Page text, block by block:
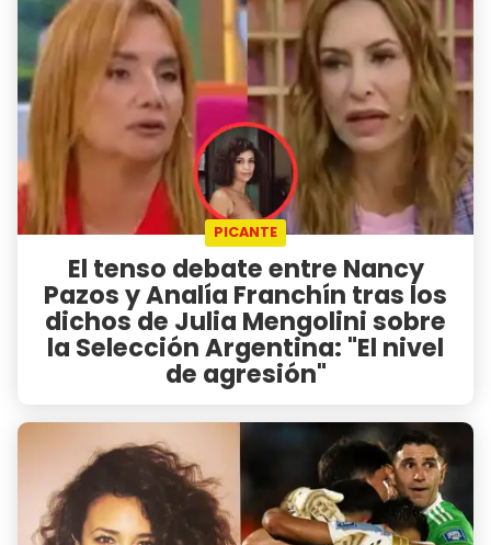
PICANTE
El tenso debate entre Nancy
Pazos y Analía Franchín tras los
dichos de Julia Mengolini sobre
la Selección Argentina: "El nivel
de agresión"